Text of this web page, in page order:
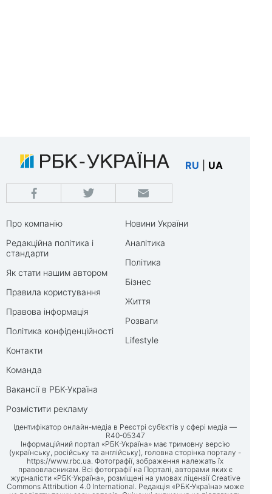
RU UA
Про компанію
Редакційна політика і
стандарти
Як стати нашим автором
Правила користування
Правова інформація
Політика конфіденційності
Контакти
Команда
Вакансії в РБК-Україна
Розмістити рекламу
Новини України
Аналітика
Політика
Бізнес
Життя
Розваги
Lifestyle
Ідентифікатор онлайн-медіа в Реєстрі суб’єктів у сфері медіа —
R40-05347
Інформаційний портал «РБК-Україна» має тримовну версію
(українську, російську та англійську), головна сторінка порталу -
https://www.rbc.ua. Фотографії, зображення належать їх
правовласникам. Всі фотографії на Порталі, авторами яких є
журналісти «РБК-Україна», розміщені на умовах ліцензії Creative
Commons Attribution 4.0 International. Редакція «РБК-Україна» може